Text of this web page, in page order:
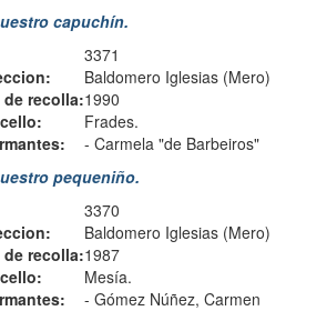
capuchín.
3371
Baldomero Iglesias (Mero)
recolla:1990
Frades.
- Carmela "de Barbeiros"
pequeniño.
3370
Baldomero Iglesias (Mero)
recolla:1987
Mesía.
- Gómez Núñez, Carmen